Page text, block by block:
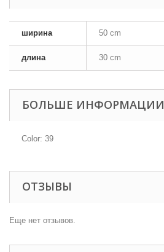
ширина 50 cm
длина 30 cm
БОЛЬШЕ ИНФОРМАЦИИ
Color: 39
ОТЗЫВЫ
Еще нет отзывов.